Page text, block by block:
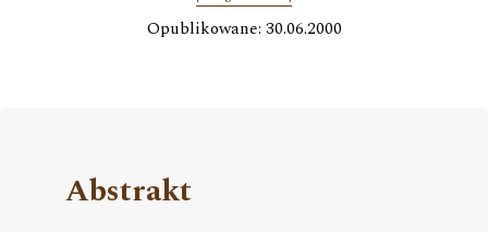
Opublikowane: 30.06.2000
Abstrakt